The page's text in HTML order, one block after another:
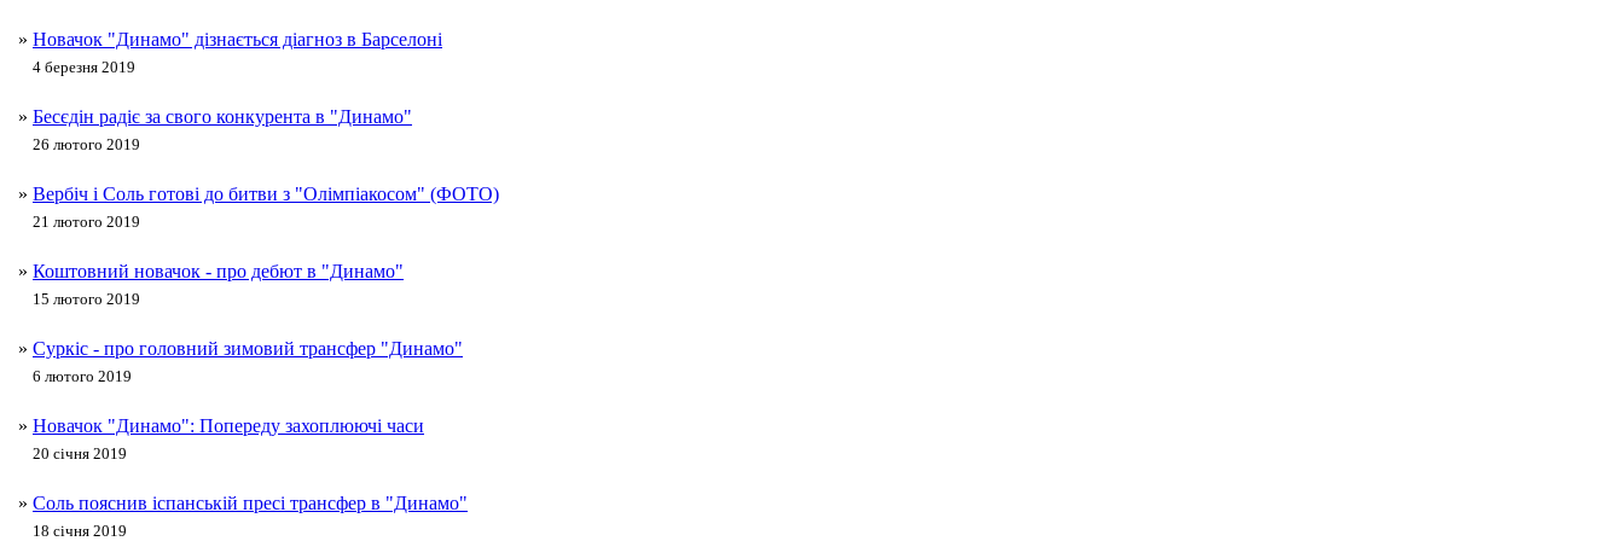
» Новачок "Динамо" дізнається діагноз в Барселоні
4 березня 2019
» Бесєдін радіє за свого конкурента в "Динамо"
26 лютого 2019
» Вербіч і Соль готові до битви з "Олімпіакосом" (ФОТО)
21 лютого 2019
» Коштовний новачок - про дебют в "Динамо"
15 лютого 2019
» Суркіс - про головний зимовий трансфер "Динамо"
6 лютого 2019
» Новачок "Динамо": Попереду захоплюючі часи
20 січня 2019
» Соль пояснив іспанській пресі трансфер в "Динамо"
18 січня 2019